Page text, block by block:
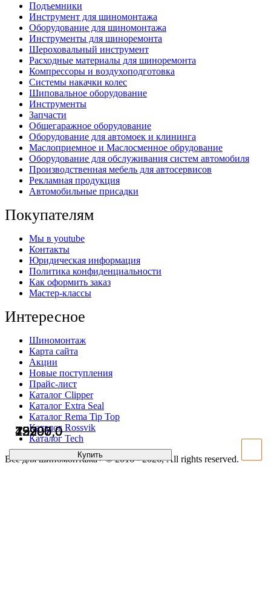
25295,0
Купить
42900,0
Купить
79900,0
Купить
13797,0
Купить
Подъемники
Инструмент для шиномонтажа
Оборудование для шиномонтажа
Инструменты для шиноремонта
Шероховальный инструмент
Расходные материалы для шиноремонта
Компрессоры и воздухоподготовка
Системы накачки колес
Шиповальное оборудование
Инструменты
Запчасти
Общегаражное оборудование
Оборудование для автомоек и клининга
Маслоприемное и Маслосменное обрудование
Оборудование для обслуживания систем автомобиля
Производственная мебель для автосервисов
Рекламная продукция
Автомобильные присадки
Покупателям
Мы в youtube
Контакты
Юридическая информация
Политика конфиденциальности
Как оформить заказ
Мастер-классы
Интересное
Шиномонтаж
Карта сайта
Акции
Новые поступления
Прайс-лист
Каталог Clipper
Каталог Extra Seal
Каталог Rema Tip Top
Каталог Rossvik
Каталог Tech
Всё для шиномонтажа+ © 2016 - 2026, All rights reserved.